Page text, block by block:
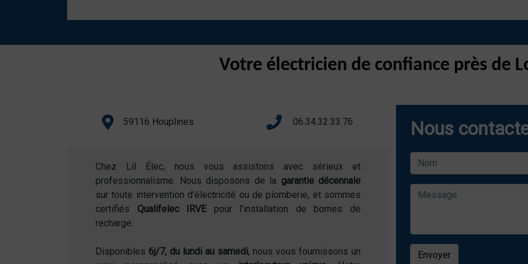
Votre électricien de confiance près de
59116 Houplines 06.34.32.33.76
Chez Lil Élec, nous vous assistons avec sérieux et
professionnalisme. Nous disposons de la garantie décennale
sur toute intervention d’électricité ou de plomberie, et sommes
certifiés Qualifelec IRVEpour l’installation de bornes de
recharge.
Disponibles 6j/7, du lundi au samedi, nous vous fournissons un
Nous
Envoyer